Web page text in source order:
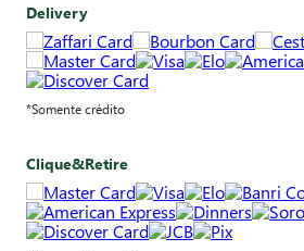
Delivery
*Somente crédito
Clique&Retire